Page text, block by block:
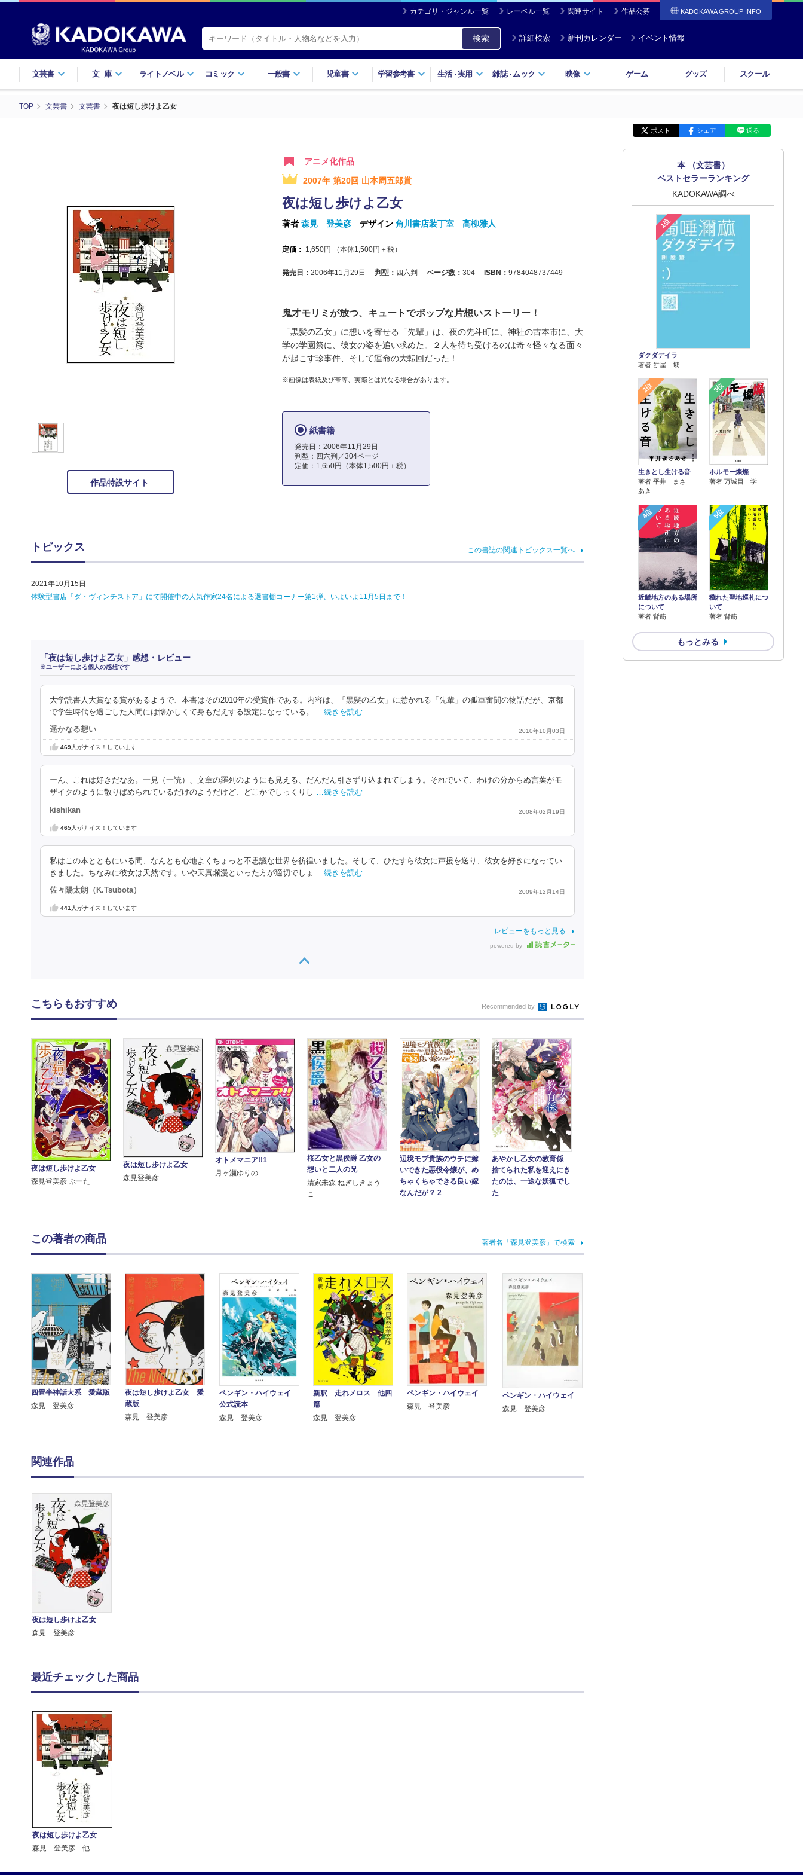
カテゴリ・ジャンル一覧 レーベル一覧 関連サイト 作品公募 KADOKAWA GROUP INFO
検索 詳細検索 新刊カレンダー イベント情報
文芸書 文庫 ライトノベル コミック 一般書 児童書 学習参考書 生活・実用 雑誌・ ムック 映像 ゲーム グッズ スクール
TOP 文芸書 文芸書 夜は短し歩けよ乙女
ポスト シェア 送る
作品特設サイト
アニメ化作品
2007年 第20回 山本周五郎賞
夜は短し歩けよ乙女
著者 森見 登美彦 デザイン 角川書店装丁室 高柳雅人
定価： 1,650円 （本体1,500円＋税）
発売日： 2006年11月29日 判型： 四六判 ページ数： 304 ISBN： 9784048737449
鬼才モリミが放つ、キュートでポップな片想いストーリー！
「黒髪の乙女」に想いを寄せる「先輩」は、夜の先斗町に、神社の古本市に、大
学の学園祭に、彼女の姿を追い求めた。２人を待ち受けるのは奇々怪々なる面々
が起こす珍事件、そして運命の大転回だった！
※画像は表紙及び帯等、実際とは異なる場合があります。
紙書籍
発売日：2006年11月29日
判型：四六判／304ページ
定価：1,650円（本体1,500円＋税）
トピックス この書誌の関連トピックス一覧へ
2021年10月15日
体験型書店「ダ・ヴィンチストア」にて開催中の人気作家24名による選書棚コーナー第1弾、いよいよ11月5日まで！
「夜は短し歩けよ乙女」感想・レビュー
※ユーザーによる個人の感想です
大学読書人大賞なる賞があるようで、本書はその2010年の受賞作である。内容は、「黒髪の乙女」に惹かれる「先輩」の孤軍奮闘の物語だが、京都
で学生時代を過ごした人間には懐かしくて身もだえする設定になっている。
…続きを読む
遥かなる想い 2010年10月03日
469人がナイス！しています
ーん、これは好きだなあ。一見（一読）、文章の羅列のようにも見える、だんだん引きずり込まれてしまう。それでいて、わけの分からぬ言葉がモ
ザイクのように散りばめられているだけのようだけど、どこかでしっくりし …続きを読む
kishikan 2008年02月19日
465人がナイス！しています
私はこの本とともにいる間、なんとも心地よくちょっと不思議な世界を彷徨いました。そして、ひたすら彼女に声援を送り、彼女を好きになってい
きました。ちなみに彼女は天然です。いや天真爛漫といった方が適切でしょ …続きを読む
佐々陽太朗（K.Tsubota） 2009年12月14日
441人がナイス！しています
レビューをもっと見る
powered by
本 （文芸書）
ベストセラーランキング
KADOKAWA調べ
1位
ダクダデイラ
著者 餅屋 蛾
2位
生きとし生ける音
著者 平井 まさ
あき
3位
ホルモー燦燦
著者 万城目 学
4位
近畿地方のある場所
について
著者 背筋
5位
穢れた聖地巡礼につ
いて
著者 背筋
もっとみる
こちらもおすすめ Recommended by
夜は短し歩けよ乙女
森見登美彦 ぶーた
夜は短し歩けよ乙女
森見登美彦
オトメマニア!!1
月ヶ瀬ゆりの
桜乙女と黒侯爵 乙女の
想いと二人の兄
清家未森 ねぎしきょう
こ
辺境モブ貴族のウチに嫁
いできた悪役令嬢が、め
ちゃくちゃできる良い嫁
なんだが？ 2
あやかし乙女の教育係
捨てられた私を迎えにき
たのは、一途な妖狐でし
た
この著者の商品 著者名「森見登美彦」で検索
四畳半神話大系 愛蔵版
森見 登美彦
夜は短し歩けよ乙女 愛
蔵版
森見 登美彦
ペンギン・ハイウェイ
公式読本
森見 登美彦
新釈 走れメロス 他四
篇
森見 登美彦
ペンギン・ハイウェイ
森見 登美彦
ペンギン・ハイウェイ
森見 登美彦
関連作品
夜は短し歩けよ乙女
森見 登美彦
最近チェックした商品
夜は短し歩けよ乙女
森見 登美彦 他